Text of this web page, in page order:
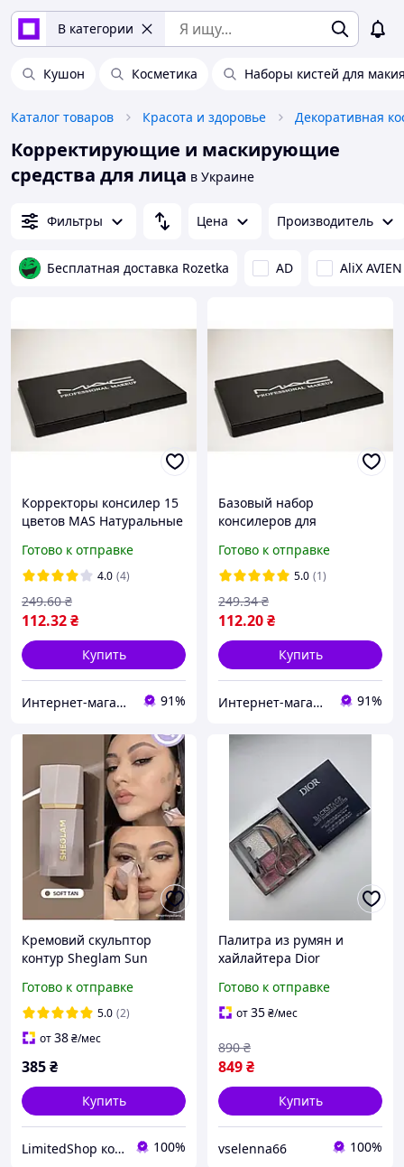
В категории
Кушон Косметика Наборы кистей для
Каталог товаров Красота и здоровье Декоративная
Корректирующие и маскирующие
средства для лица в Украине
Фильтры Цена Производитель
Бесплатная доставка Rozetka AD AliX AVIEN
Корректоры консилер 15
цветов МАS Натуральные
Готово к отправке
4.0 (4)
112.32₴
249.60 ₴
Купить
Интернет-магазин Allegoriya 91%
Базовый набор
консилеров для
натуральных оттенков
Готово к отправке
5.0 (1)
112.20₴
249.34 ₴
Купить
Интернет-магазин Allegoriya 91%
Кремовий скульптор
контур Sheglam Sun
Tan
Готово к отправке
5.0 (2)
от38₴/мес
385₴
Купить
LimitedShop косметика,аксессуари, одежда и обувь 100%
Палитра из румян и
хайлайтера Dior
Palette 001 Universal Glow
10g ПРЕМИУМ КАЧЕСТВО,
Готово к отправке
от35₴/мес
849₴
890 ₴
Купить
vselenna66 100%